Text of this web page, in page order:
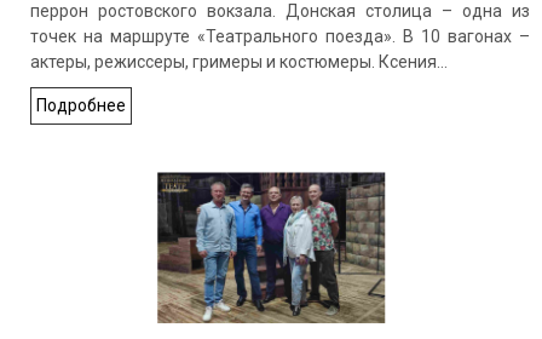
перрон ростовского вокзала. Донская столица – одна из
точек на маршруте «Театрального поезда». В 10 вагонах –
актеры, режиссеры, гримеры и костюмеры. Ксения…
Подробнее